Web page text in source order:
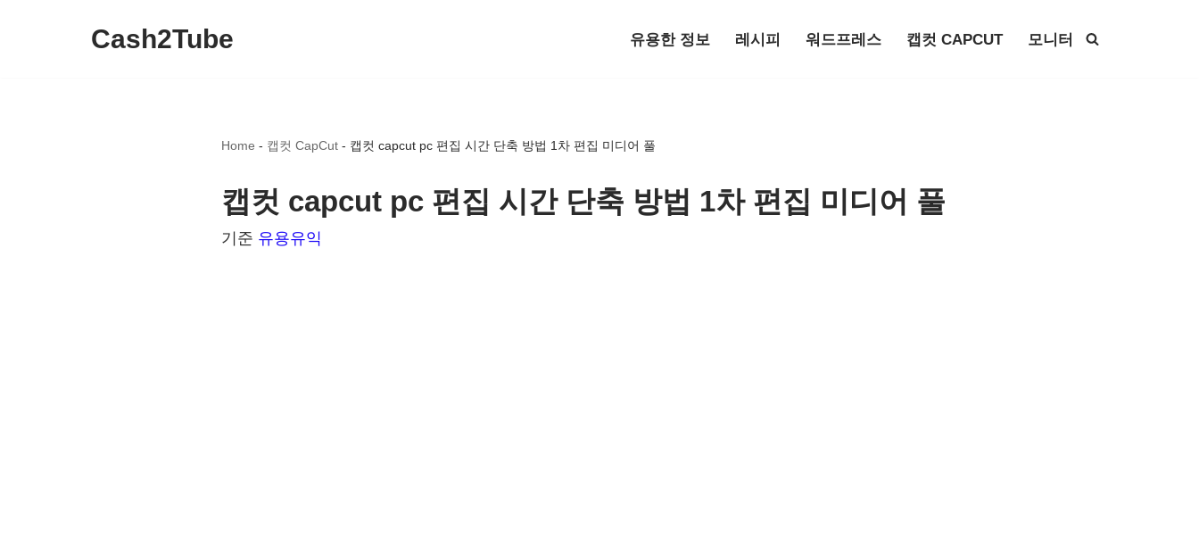
Cash2Tube 유용한 정보 레시피 워드프레스 캡컷 CAPCUT 모니터
Home - 캡컷 CapCut - 캡컷 capcut pc 편집 시간 단축 방법 1차 편집 미디어 풀
캡컷 capcut pc 편집 시간 단축 방법 1차 편집 미디어 풀
기준 유용유익